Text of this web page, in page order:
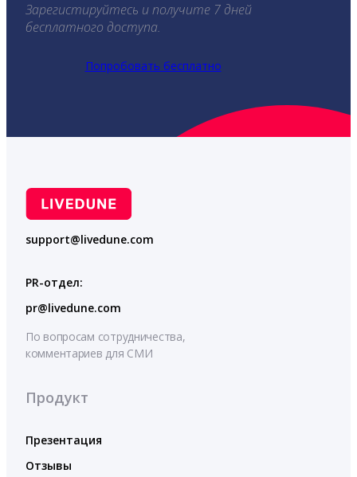
Зарегистируйтесь и получите 7 дней
бесплатного доступа.
Попробовать бесплатно
support@livedune.com
PR-отдел:
pr@livedune.com
По вопросам сотрудничества,
комментариев для СМИ
Продукт
Презентация
Отзывы